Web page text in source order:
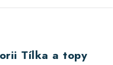
Tílka a topy